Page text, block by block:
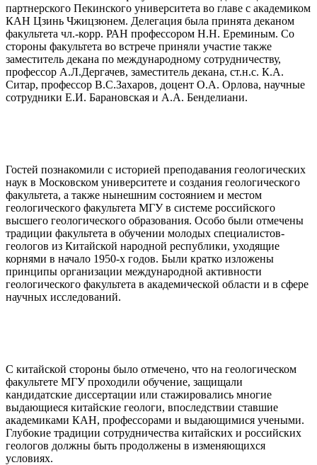
партнерского Пекинского университета во главе с академиком
КАН Цзинь Чжицзюнем. Делегация была принята деканом
факультета чл.-корр. РАН профессором Н.Н. Ереминым. Со
стороны факультета во встрече приняли участие также
заместитель декана по международному сотрудничеству,
профессор А.Л.Дергачев, заместитель декана, ст.н.с. К.А.
Ситар, профессор В.С.Захаров, доцент О.А. Орлова, научные
сотрудники Е.И. Барановская и А.А. Бенделиани.
Гостей познакомили с историей преподавания геологических
наук в Московском университете и создания геологического
факультета, а также нынешним состоянием и местом
геологического факультета МГУ в системе российского
высшего геологического образования. Особо были отмечены
традиции факультета в обучении молодых специалистов-
геологов из Китайской народной республики, уходящие
корнями в начало 1950-х годов. Были кратко изложены
принципы организации международной активности
геологического факультета в академической области и в сфере
научных исследований.
С китайской стороны было отмечено, что на геологическом
факультете МГУ проходили обучение, защищали
кандидатские диссертации или стажировались многие
выдающиеся китайские геологи, впоследствии ставшие
академиками КАН, профессорами и выдающимися учеными.
Глубокие традиции сотрудничества китайских и российских
геологов должны быть продолжены в изменяющихся
условиях.